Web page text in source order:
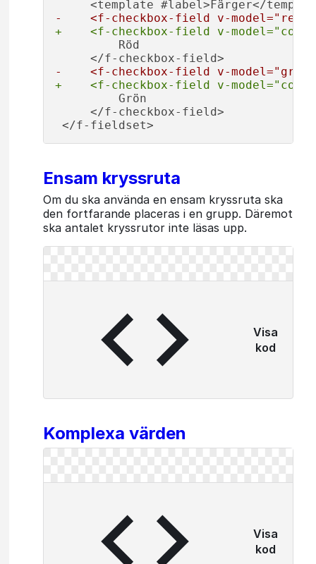
-    <f-checkbox-field v-model="red"
+    <f-checkbox-field v-
         Röd
-    <f-checkbox-field v-
+    <f-checkbox-field v-
         Grön
     </f-checkbox-field>
Ensam kryssruta
Om du ska använda en ensam kryssruta ska
den fortfarande placeras i en grupp. Däremot
ska antalet kryssrutor inte läsas upp.
Visa
kod
Komplexa värden
Visa
kod